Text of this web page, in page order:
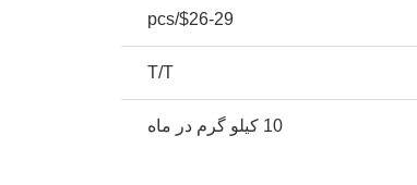
$26-29/pcs
T/T
10 کیلو گرم در ماه